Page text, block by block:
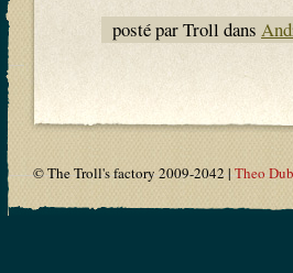
posté par Troll dans
© The Troll's factory 2009-2042 |Theo